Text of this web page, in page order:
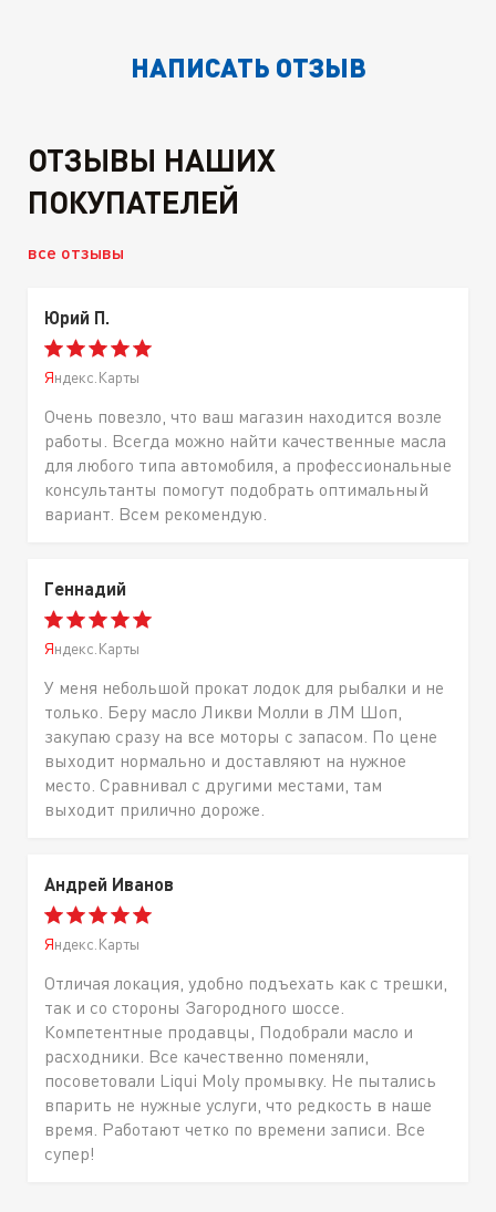
НАПИСАТЬ ОТЗЫВ
ОТЗЫВЫ НАШИХ
ПОКУПАТЕЛЕЙ
все отзывы
Юрий П.
Яндекс.Карты
Очень повезло, что ваш магазин находится возле
работы. Всегда можно найти качественные масла
для любого типа автомобиля, а профессиональные
консультанты помогут подобрать оптимальный
вариант. Всем рекомендую.
Геннадий
Яндекс.Карты
У меня небольшой прокат лодок для рыбалки и не
только. Беру масло Ликви Молли в ЛМ Шоп,
закупаю сразу на все моторы с запасом. По цене
выходит нормально и доставляют на нужное
место. Сравнивал с другими местами, там
выходит прилично дороже.
Андрей Иванов
Яндекс.Карты
Отличая локация, удобно подъехать как с трешки,
так и со стороны Загородного шоссе.
Компетентные продавцы, Подобрали масло и
расходники. Все качественно поменяли,
посоветовали Liqui Moly промывку. Не пытались
впарить не нужные услуги, что редкость в наше
время. Работают четко по времени записи. Все
супер!